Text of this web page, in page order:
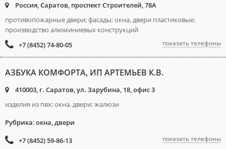
Россия, Саратов, проспект Строителей, 78А
противопожарные двери; фасады; окна, двери пластиковые;
производство алюминиевых конструкций
+7 (8452) 74-80-05
показать телефоны
АЗБУКА КОМФОРТА, ИП АРТЕМЬЕВ К.В.
410003, г. Саратов, ул. Зарубина, 18, офис 3
изделия из пвх; окна, двери; жалюзи
Рубрика:окна, двери
+7 (8452) 59-86-13
показать телефоны